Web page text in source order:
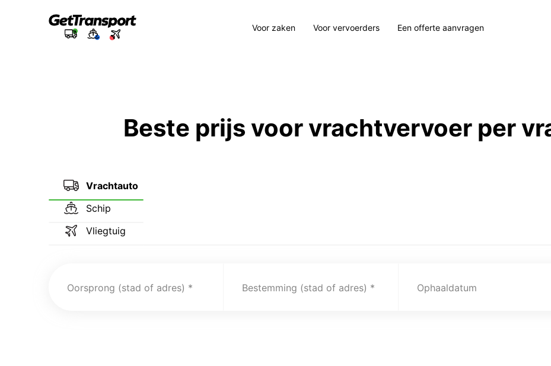
Voor zaken Voor vervoerders Een offerte aanvragen
Beste prijs voor vrachtvervoer per
Vrachtauto
Schip
Vliegtuig
Oorsprong (stad of adres) Bestemming (stad of adres) Ophaaldatum